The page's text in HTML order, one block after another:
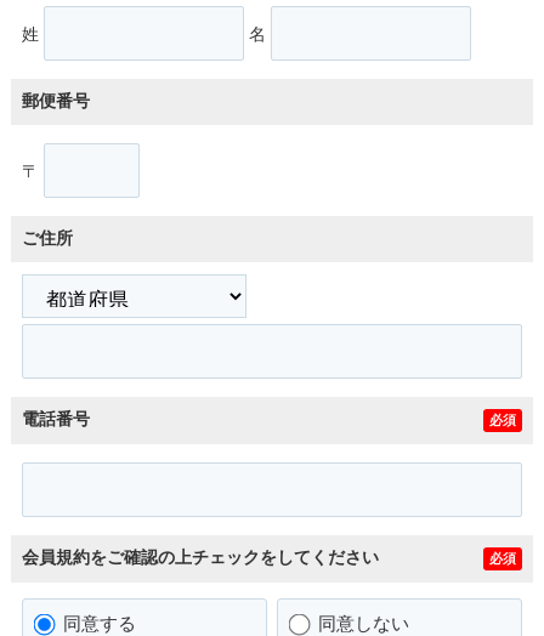
姓 名
郵便番号
〒
ご住所
電話番号 必須
会員規約をご確認の上チェックをしてください 必須
同意する 同意しない